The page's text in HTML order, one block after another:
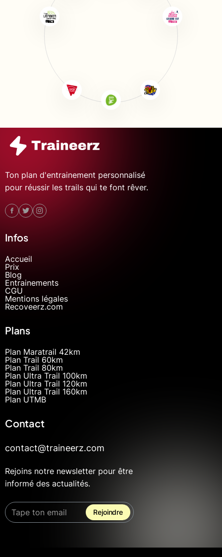
Ton plan d'entrainement personnalisé
pour réussir les trails qui te font rêver.
Infos
Accueil
Prix
Blog
Entrainements
CGU
Mentions légales
Recoveerz.com
Plans
Plan Maratrail 42km
Plan Trail 60km
Plan Trail 80km
Plan Ultra Trail 100km
Plan Ultra Trail 120km
Plan Ultra Trail 160km
Plan UTMB
Contact
contact@traineerz.com
Rejoins notre newsletter pour être
informé des actualités.